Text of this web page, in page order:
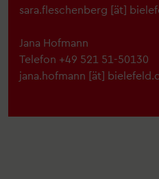
sara.fleschenberg [ät]
Jana Hofmann
Telefon +49 521 51-50130
jana.hofmann [ät]